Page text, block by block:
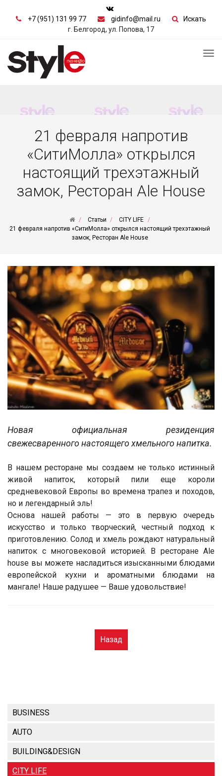
+7 (951) 131 99 77 gidinfo@mail.ru
Искать
г. Белгород, ул. Попова, 17
21 февраля напротив
«СитиМолла» открылся
настоящий трехэтажный
замок, Ресторан Ale House
Статьи
CITY LIFE
21 февраля напротив «СитиМолла» открылся настоящий трехэтажный
замок, Ресторан Ale House
Новая официальная резиденция
свежесваренного настоящего хмельного напитка.
В нашем ресторане мы создаем не только истинный
живой напиток, который пили еще короли
средневековой Европы во времена трапез и походов,
но и легендарный эль!
Основа нашей работы — это в первую очередь
искусство и только творческий, честный подход к
приготовлению. Солод и хмель рождают натуральный
напиток с многовековой историей. В ресторане Ale
house вы можете насладиться изысканными блюдами
европейской кухни и ароматными блюдами на
мангале! Наше радушее — Ваше удовольствие!
Назад
BUSINESS
AUTO
BUILDING&DESIGN
CITY LIFE